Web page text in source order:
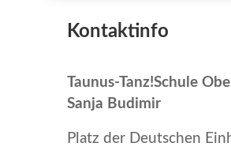
Kontaktinfo
Taunus-Tanz!Schule
Sanja Budimir
Platz der Deutschen